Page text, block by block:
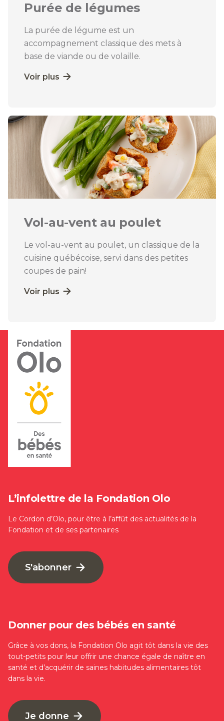
Purée de légumes
La purée de légume est un
accompagnement classique des mets à
base de viande ou de volaille.
Voir plus
Vol-au-vent au poulet
Le vol-au-vent au poulet, un classique de la
cuisine québécoise, servi dans des petites
coupes de pain!
Voir plus
L’infolettre de la Fondation Olo
Le Cordon d’Olo, pour être à l’affût des actualités de la
Fondation et de ses partenaires
S'abonner
Donner pour des bébés en santé
Grâce à vos dons, la Fondation Olo agit tôt dans la vie des
tout-petits pour leur offrir une chance égale de naître en
santé et d’acquérir de saines habitudes alimentaires tôt
dans la vie.
Je donne